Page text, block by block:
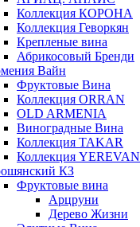
Коллекция КОРОНА
Коллекция Геворкян
Крепленые вина
Абрикосовый Бренди
Вайн
Фруктовые Вина
Коллекция ORRAN
OLD ARMENIA
Виноградные Вина
Коллекция TAKAR
Коллекция YEREVAN
КЗ
Фруктовые вина
Арцруни
Дерево Жизни